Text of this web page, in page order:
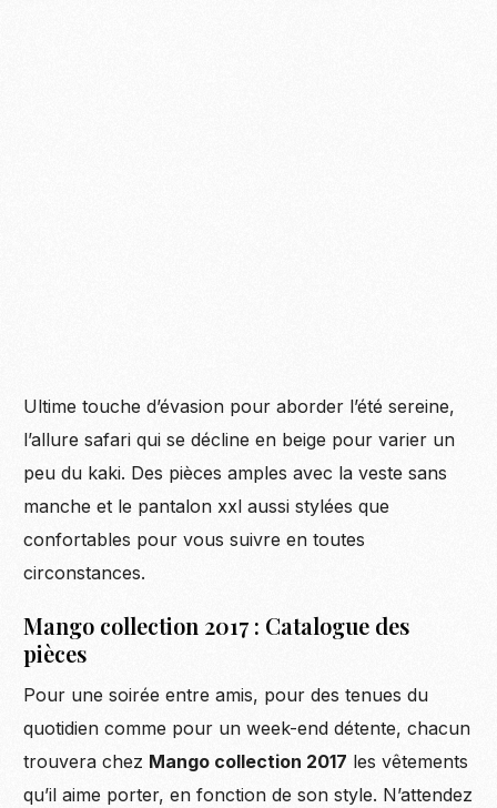
Ultime touche d’évasion pour aborder l’été sereine,
l’allure safari qui se décline en beige pour varier un
peu du kaki. Des pièces amples avec la veste sans
manche et le pantalon xxl aussi stylées que
confortables pour vous suivre en toutes
circonstances.
Mango collection 2017 : Catalogue des
pièces
Pour une soirée entre amis, pour des tenues du
quotidien comme pour un week-end détente, chacun
trouvera chez Mango collection 2017 les vêtements
qu’il aime porter, en fonction de son style. N’attendez